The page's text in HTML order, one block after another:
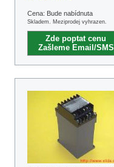
Cena: Bude nabídnuta
Skladem. Meziprodej vyhrazen.
Zde poptat cenu
Zašleme Email/SMS